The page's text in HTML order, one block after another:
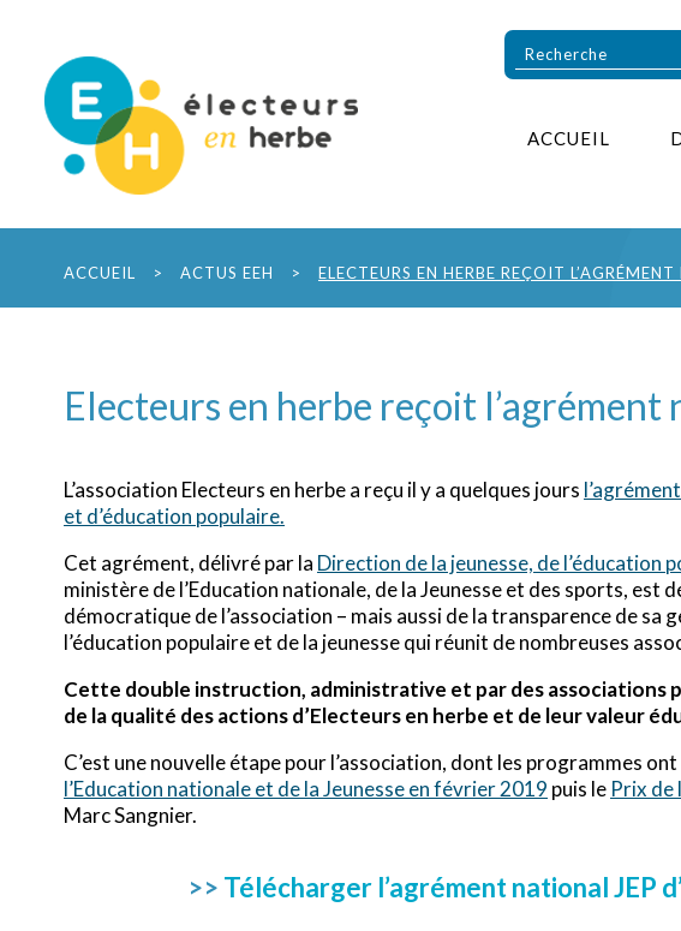
ACCUEIL
ACCUEIL > ACTUS EEH > ELECTEURS EN HERBE REÇOIT
Electeurs en herbe reçoit
L’association Electeurs en herbe a reçu il y a quelques jours
et d’éducation populaire.
Cet agrément, délivré par la Direction de la jeunesse, de l’éducation
ministère de l’Education nationale, de la Jeunesse et des sports,
démocratique de l’association – mais aussi de la transparence de sa
l’éducation populaire et de la jeunesse qui réunit de nombreuses
Cette double instruction, administrative et par des associations
de la qualité des actions d’Electeurs en herbe et de leur valeur
C’est une nouvelle étape pour l’association, dont les programmes ont
l’Education nationale et de la Jeunesse en février 2019 puis le Prix de
Marc Sangnier.
>> Télécharger l’agrément national JEP